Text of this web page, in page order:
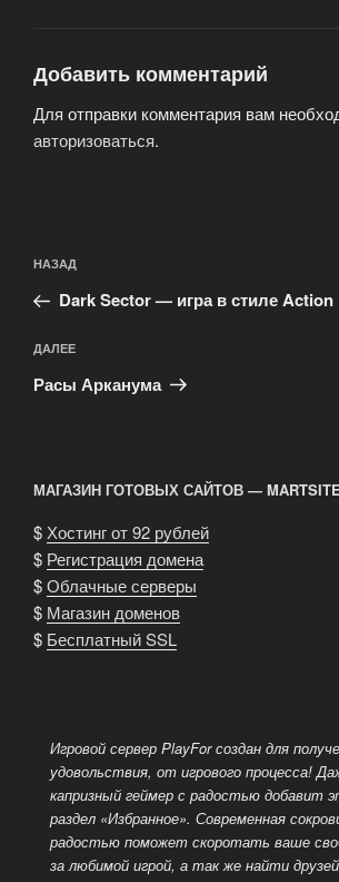
Добавить комментарий
Для отправки комментария вам
авторизоваться.
по
записям
Предыдущая
запись:
НАЗАД
Dark Sector — игра в стиле Action
Следующая
запись
ДАЛЕЕ
Расы Арканума
МАГАЗИН ГОТОВЫХ САЙТОВ —
$Хостинг от 92 рублей
$ Регистрация домена
$Облачные серверы
$ Магазин доменов
$ Бесплатный SSL
Игровой сервер PlayFor создан для
удовольствия, от игрового процесса!
капризный геймер с радостью добавит
раздел «Избранное». Современная
радостью поможет скоротать ваше
за любимой игрой, а так же найти